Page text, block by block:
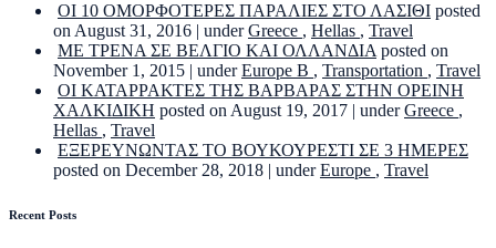
ΟΙ 10 ΟΜΟΡΦΟΤΕΡΕΣ ΠΑΡΑΛΙΕΣ ΣΤΟ ΛΑΣΙΘΙ posted
on August 31, 2016 | underGreece , Hellas , Travel
ΜΕ ΤΡΕΝΑ ΣΕ ΒΕΛΓΙΟ ΚΑΙ ΟΛΛΑΝΔΙΑ posted on
November 1, 2015 | underEurope B , Transportation , Travel
ΟΙ ΚΑΤΑΡΡΑΚΤΕΣ ΤΗΣ ΒΑΡΒΑΡΑΣ ΣΤΗΝ ΟΡΕΙΝΗ
ΧΑΛΚΙΔΙΚΗ posted on August 19, 2017 | underGreece ,
Hellas , Travel
ΕΞΕΡΕΥΝΩΝΤΑΣ ΤΟ ΒΟΥΚΟΥΡΕΣΤΙ ΣΕ 3 ΗΜΕΡΕΣ
posted on December 28, 2018 | underEurope , Travel
Recent Posts